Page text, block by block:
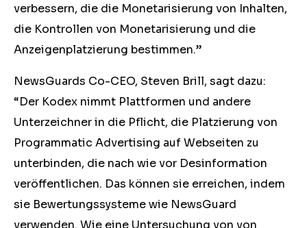
verbessern, die die Monetarisierung von Inhalten,
die Kontrollen von Monetarisierung und die
Anzeigenplatzierung bestimmen.”
NewsGuards Co-CEO, Steven Brill, sagt dazu:
“Der Kodex nimmt Plattformen und andere
Unterzeichner in die Pflicht, die Platzierung von
Programmatic Advertising auf Webseiten zu
unterbinden, die nach wie vor Desinformation
veröffentlichen. Das können sie erreichen, indem
sie Bewertungssysteme wie NewsGuard
verwenden. Wie eine Untersuchung von von